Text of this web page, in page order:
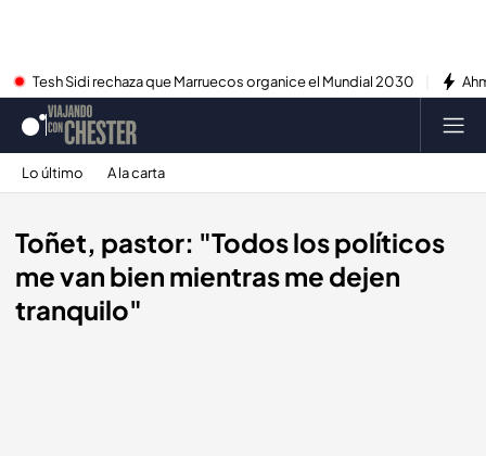
Tesh Sidi rechaza que Marruecos organice el Mundial 2030
Lo último A la carta
Toñet, pastor: "Todos los políticos
me van bien mientras me dejen
tranquilo"